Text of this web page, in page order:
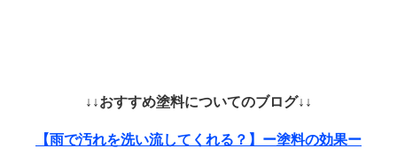
↓↓おすすめ塗料についてのブログ↓↓
【雨で汚れを洗い流してくれる？】ー塗料の効果ー